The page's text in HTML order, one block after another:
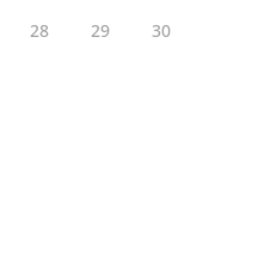
28 29 30